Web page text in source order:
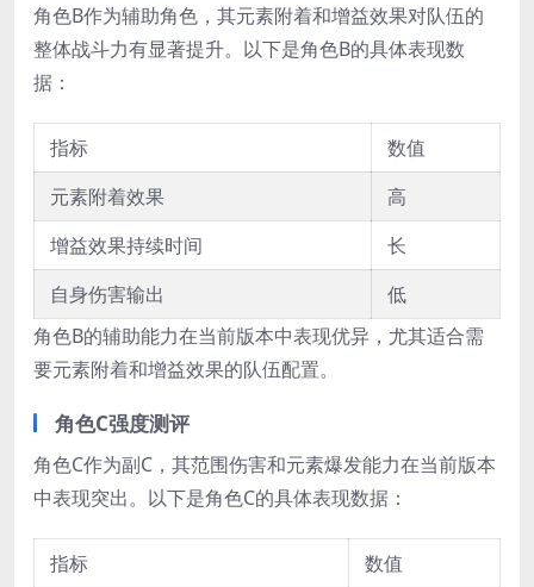
角色B作为辅助角色，其元素附着和增益效果对队伍的
整体战斗力有显著提升。以下是角色B的具体表现数
据：
指标
数值
元素附着效果
高
增益效果持续时间
长
自身伤害输出
低
角色B的辅助能力在当前版本中表现优异，尤其适合需
要元素附着和增益效果的队伍配置。
角色C强度测评
角色C作为副C，其范围伤害和元素爆发能力在当前版本
中表现突出。以下是角色C的具体表现数据：
指标
数值